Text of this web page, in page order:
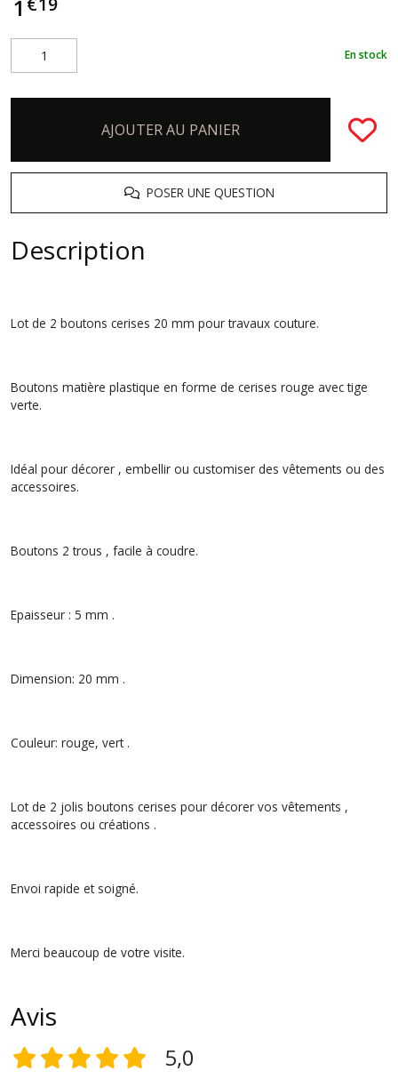
1
En stock
AJOUTER AU PANIER
POSER UNE QUESTION
Description
Lot de 2 boutons cerises 20 mm pour travaux couture.
Boutons matière plastique en forme de cerises rouge avec tige
verte.
Idéal pour décorer , embellir ou customiser des vêtements ou des
accessoires.
Boutons 2 trous , facile à coudre.
Epaisseur : 5 mm .
Dimension: 20 mm .
Couleur: rouge, vert .
Lot de 2 jolis boutons cerises pour décorer vos vêtements ,
accessoires ou créations .
Envoi rapide et soigné.
Merci beaucoup de votre visite.
Avis
5,0